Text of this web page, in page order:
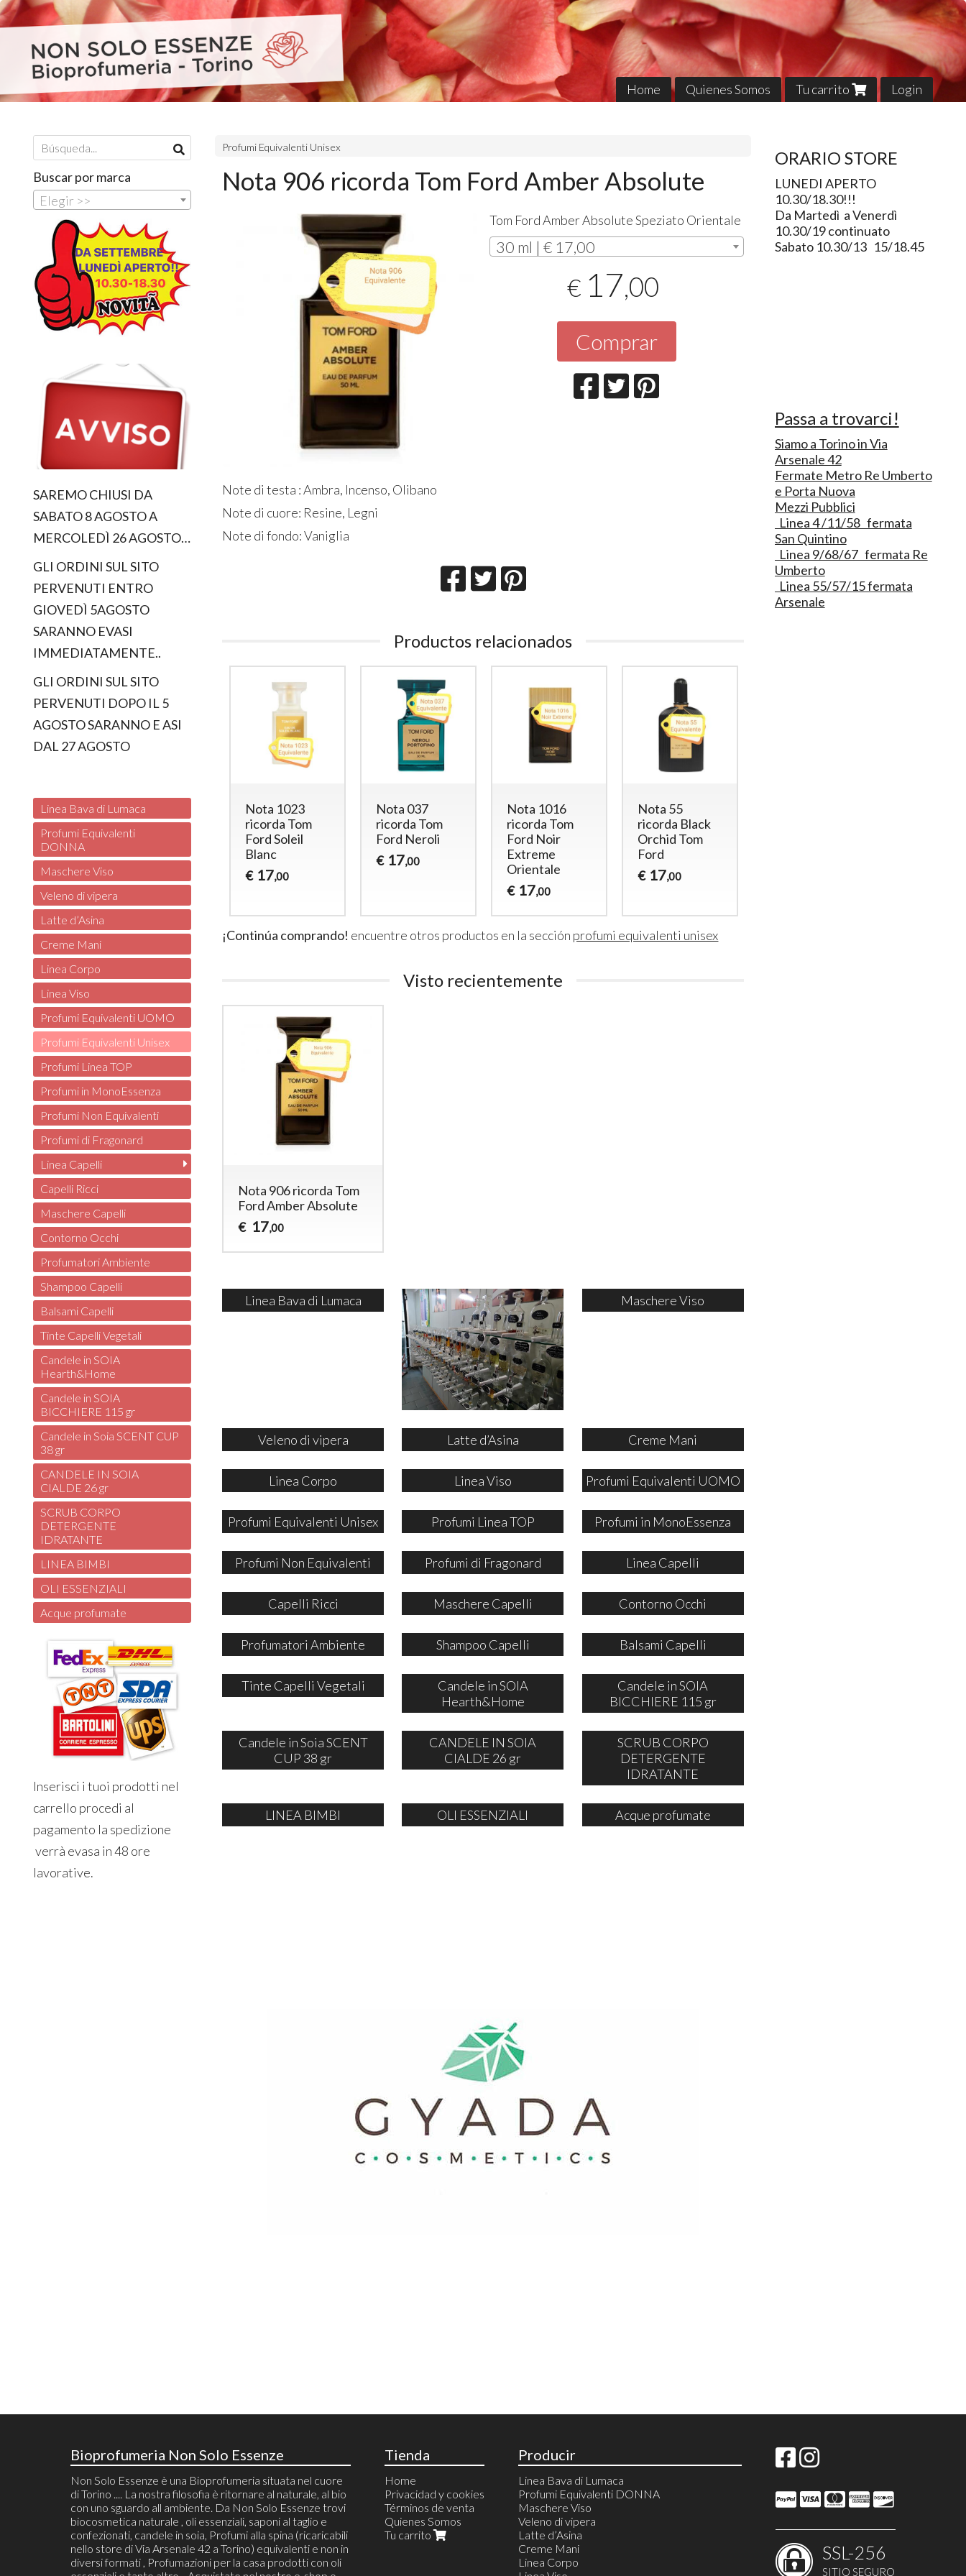
Home Quienes Somos Tu carrito Login
Profumi Equivalenti Unisex
Nota 906 ricorda Tom Ford Amber Absolute
Tom Ford Amber Absolute Speziato Orientale
30 ml | € 17,00
€ 17,00
Comprar
Note di testa : Ambra, Incenso, Olibano
Note di cuore: Resine, Legni
Note di fondo: Vaniglia
Productos relacionados
Tom
Nota 1033
ricorda Ombre
Leather Tom
Ford
Nota 1023
ricorda Tom
Ford Soleil
Blanc
€ 17,00
Nota 037
ricorda Tom
Ford Neroli
€ 17,00
Nota 1016
ricorda Tom
Ford Noir
Extreme
Orientale
€ 17,00
Nota 55
ricorda Black
Orchid Tom
Ford
€ 17,00
¡Continúa comprando! encuentre otros productos en la sección profumi equivalenti unisex
Visto recientemente
Nota 906 ricorda Tom
Ford Amber Absolute
€ 17,00
Linea Bava di Lumaca Maschere Viso
Veleno di vipera Latte d’Asina Creme Mani
Linea Corpo Linea Viso Profumi Equivalenti UOMO
Profumi Equivalenti Unisex Profumi Linea TOP Profumi in MonoEssenza
Profumi Non Equivalenti Profumi di Fragonard Linea Capelli
Capelli Ricci Maschere Capelli Contorno Occhi
Profumatori Ambiente Shampoo Capelli Balsami Capelli
Tinte Capelli Vegetali
Candele in SOIA
Hearth&Home
Candele in SOIA
BICCHIERE 115 gr
Candele in Soia SCENT
CUP 38 gr
CANDELE IN SOIA
CIALDE 26 gr
SCRUB CORPO
DETERGENTE
IDRATANTE
LINEA BIMBI OLI ESSENZIALI Acque profumate
Buscar por marca
Elegir >>
SAREMO CHIUSI DA
SABATO 8 AGOSTO A
MERCOLEDÌ 26 AGOSTO…
GLI ORDINI SUL SITO
PERVENUTI ENTRO
GIOVEDÌ 5AGOSTO
SARANNO EVASI
IMMEDIATAMENTE..
GLI ORDINI SUL SITO
PERVENUTI DOPO IL 5
AGOSTO SARANNO E ASI
DAL 27 AGOSTO
Linea Bava di Lumaca
Profumi Equivalenti
DONNA
Maschere Viso
Veleno di vipera
Latte d’Asina
Creme Mani
Linea Corpo
Linea Viso
Profumi Equivalenti UOMO
Profumi Equivalenti Unisex
Profumi Linea TOP
Profumi in MonoEssenza
Profumi Non Equivalenti
Profumi di Fragonard
Linea Capelli
Capelli Ricci
Maschere Capelli
Contorno Occhi
Profumatori Ambiente
Shampoo Capelli
Balsami Capelli
Tinte Capelli Vegetali
Candele in SOIA
Hearth&Home
Candele in SOIA
BICCHIERE 115 gr
Candele in Soia SCENT CUP
38 gr
CANDELE IN SOIA
CIALDE 26 gr
SCRUB CORPO
DETERGENTE
IDRATANTE
LINEA BIMBI
OLI ESSENZIALI
Acque profumate
Inserisci i tuoi prodotti nel
carrello procedi al
pagamento la spedizione
verrà evasa in 48 ore
lavorative.
ORARIO STORE
LUNEDI APERTO
10.30/18.30!!!
Da Martedì a Venerdì
10.30/19 continuato
Sabato 10.30/13 15/18.45
Passa a trovarci!
Siamo a Torino in Via
Arsenale 42
Fermate Metro Re Umberto
e Porta Nuova
Mezzi Pubblici
Linea 4 /11/58 fermata
San Quintino
Linea 9/68/67 fermata Re
Umberto
Linea 55/57/15 fermata
Arsenale
Bioprofumeria Non Solo Essenze
Non Solo Essenze è una Bioprofumeria situata nel cuore
di Torino .... La nostra filosofia è ritornare al naturale, al bio
con uno sguardo all ambiente. Da Non Solo Essenze trovi
biocosmetica naturale , oli essenziali, saponi al taglio e
confezionati, candele in soia, Profumi alla spina (ricaricabili
nello store di Via Arsenale 42 a Torino) equivalenti e non in
diversi formati , Profumazioni per la casa prodotti con oli
Tienda
Home
Privacidad y cookies
Términos de venta
Quienes Somos
Tu carrito
Producir
Linea Bava di Lumaca
Profumi Equivalenti DONNA
Maschere Viso
Veleno di vipera
Latte d’Asina
Creme Mani
Linea Corpo
SSL-256
SITIO SEGURO